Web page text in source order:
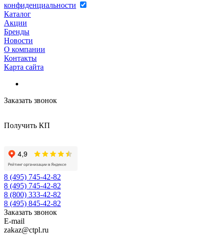
конфиденциальности
Каталог
Акции
Бренды
Новости
О компании
Контакты
Карта сайта
Заказать звонок
Получить КП
8 (495) 745-42-82
8 (495) 745-42-82
8 (800) 333-42-82
8 (495) 845-42-82
Заказать звонок
E-mail
zakaz@ctpl.ru